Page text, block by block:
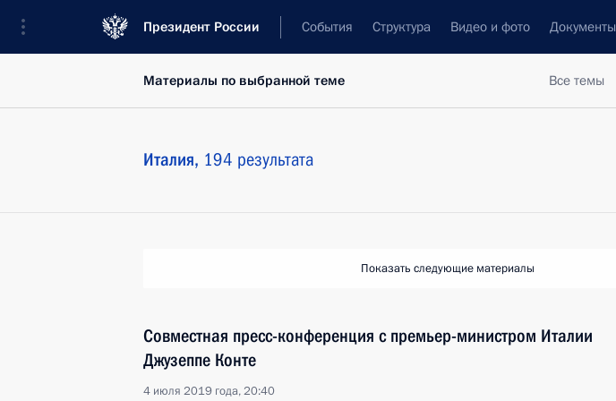
Президент России События Структура Видео и фото Документы
Все темы
Материалы по выбранной теме
Италия, 194 результата
Показать следующие материалы
Совместная пресс-конференция с премьер-министром Италии
Джузеппе Конте
4 июля 2019 года, 20:40